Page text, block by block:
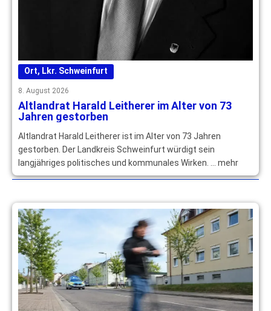
Ort, Lkr. Schweinfurt
8. August 2026
Altlandrat Harald Leitherer im Alter von 73
Jahren gestorben
Altlandrat Harald Leitherer ist im Alter von 73 Jahren
gestorben. Der Landkreis Schweinfurt würdigt sein
langjähriges politisches und kommunales Wirken. … mehr